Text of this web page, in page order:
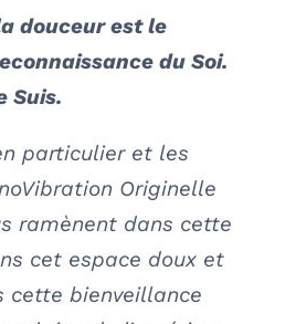
douceur est le
du Soi.
Suis.
particulier et les
Originelle
ramènent dans cette
cet espace doux et
cette bienveillance